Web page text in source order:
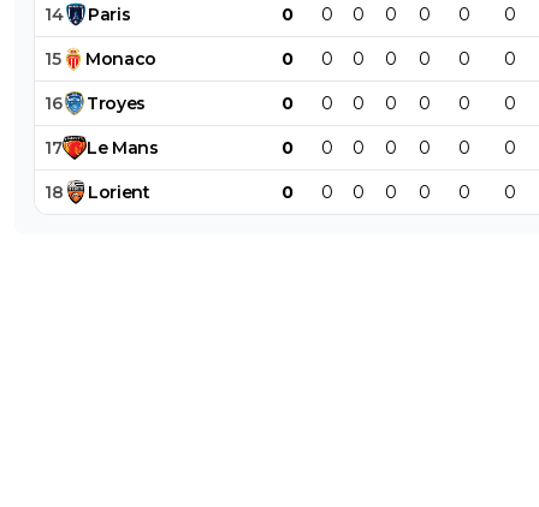
14 Paris 0 0 0 0 0 0 0
15 Monaco 0 0 0 0 0 0 0
16 Troyes 0 0 0 0 0 0 0
17 Le Mans 0 0 0 0 0 0 0
18 Lorient 0 0 0 0 0 0 0